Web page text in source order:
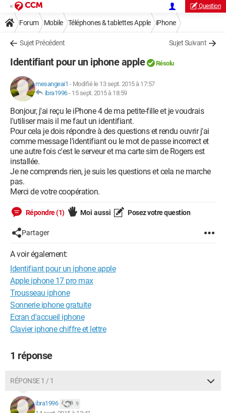
Question
Forum Mobile Téléphones & tablettes Apple iPhone
Sujet Précédent Sujet Suivant
Identifiant pour un iphone apple Résolu
mesangeai1 - Modifié le 13 sept. 2015 à 17:57
ibra1996- 15 sept. 2015 à 18:59
Bonjour, j'ai reçu le iPhone 4 de ma petite-fille et je voudrais
l'utiliser mais il me faut un identifiant.
Pour cela je dois répondre à des questions et rendu ouvrir j'ai
comme message l'identifiant ou le mot de passe incorrect et
une autre fois c'est le serveur et ma carte sim de Rogers est
installée.
Je ne comprends rien, je suis les questions et cela ne marche
pas.
Merci de votre coopération.
Répondre (1) Moi aussi Posez votre question
Partager
A voir également:
Identifiant pour un iphone apple
Apple iphone 17 pro max
Trousseau iphone
Sonnerie iphone gratuite
Ecran d'accueil iphone
Clavier iphone chiffre et lettre
1 réponse
RÉPONSE 1 / 1
ibra1996 9